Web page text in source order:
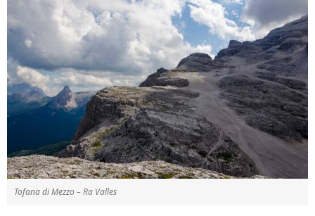
Tofana di Mezzo – Ra Valles